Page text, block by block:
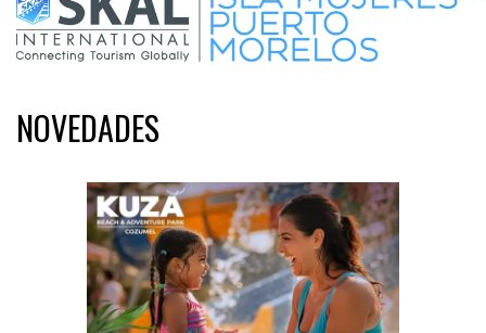
NOVEDADES